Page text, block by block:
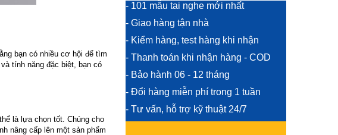
bạn có nhiều cơ hội để tìm
tính năng đặc biệt, bạn có
là lựa chọn tốt. Chúng cho
nâng cấp lên một sản phẩm
- 101 mẫu tai nghe mới nhất
- Giao hàng tận nhà
- Kiểm hàng, test hàng khi nhận
- Thanh toán khi nhận hàng - COD
- Bảo hành 06 - 12 tháng
- Đổi hàng miễn phí trong 1 tuần
- Tư vấn, hỗ trợ kỹ thuật 24/7